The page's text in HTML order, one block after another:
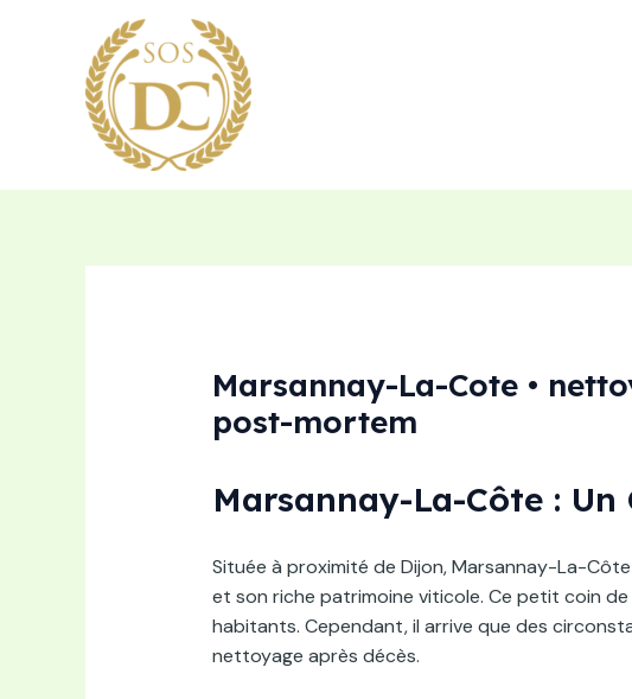
Marsannay-La-Cote •
post-mortem
Marsannay-La-Côte : Un
Située à proximité de Dijon, Marsannay-La-
et son riche patrimoine viticole. Ce petit coin
habitants. Cependant, il arrive que des
nettoyage après décès.